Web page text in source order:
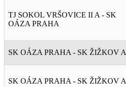
TJ SOKOL VRŠOVICE II A - SK
OÁZA PRAHA
SK OÁZA PRAHA - SK ŽIŽKOV A
SK OÁZA PRAHA - SK ŽIŽKOV A